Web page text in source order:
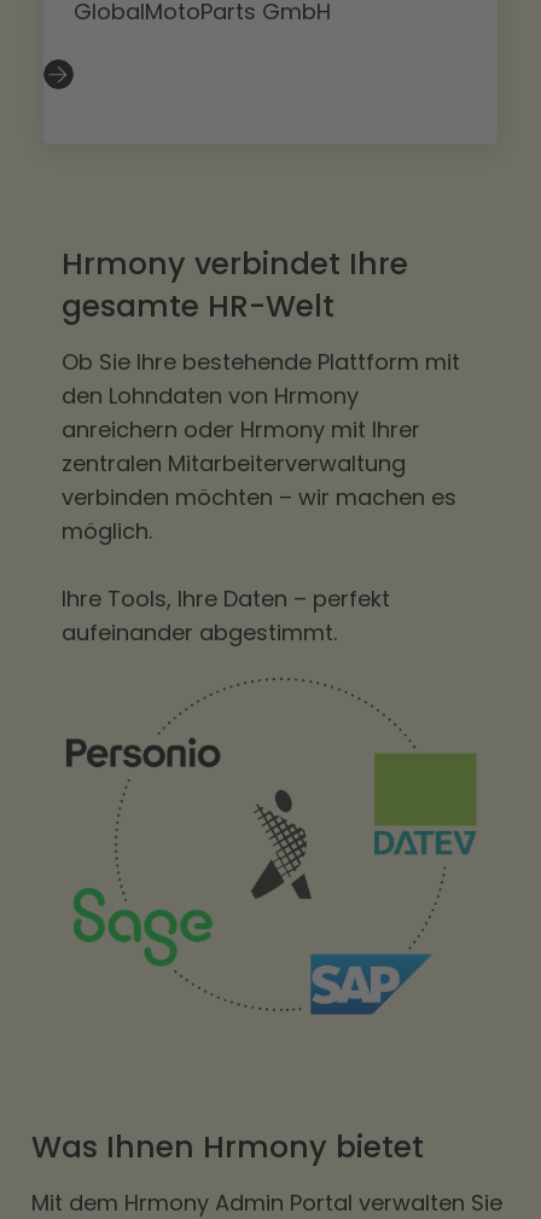
Slide 2 of 3.
Hrmony verbindet Ihre
gesamte HR-Welt
Ob Sie Ihre bestehende Plattform mit
den Lohndaten von Hrmony
anreichern oder Hrmony mit Ihrer
zentralen Mitarbeiterverwaltung
verbinden möchten – wir machen es
möglich.
Ihre Tools, Ihre Daten – perfekt
aufeinander abgestimmt.
Was Ihnen Hrmony bietet
Mit dem Hrmony Admin Portal verwalten Sie